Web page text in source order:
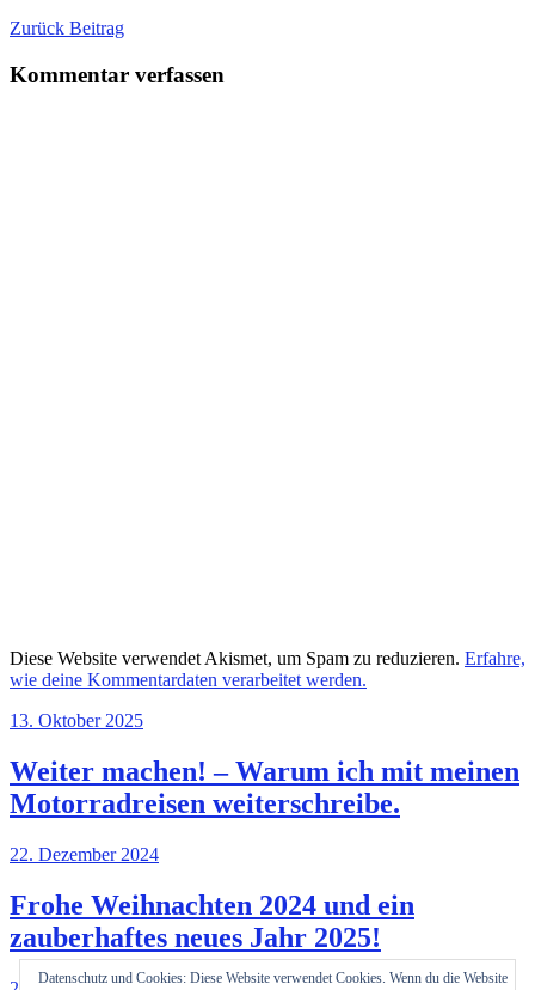
Zurück Beitrag
Kommentar verfassen
Diese Website verwendet Akismet, um Spam zu reduzieren. Erfahre,
wie deine Kommentardaten verarbeitet werden.
13. Oktober 2025
Weiter machen! – Warum ich mit meinen
Motorradreisen weiterschreibe.
22. Dezember 2024
Frohe Weihnachten 2024 und ein
zauberhaftes neues Jahr 2025!
Datenschutz und Cookies: Diese Website verwendet Cookies. Wenn du die Website